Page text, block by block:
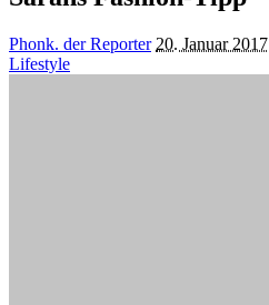
Posted
by
Phonk. der Reporter 20. Januar 2017
Lifestyle